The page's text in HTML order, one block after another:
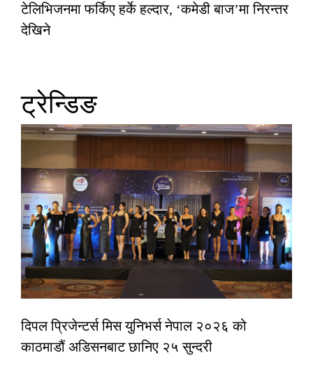
टेलिभिजनमा फर्किए हर्के हल्दार, ‘कमेडी बाज’मा निरन्तर
देखिने
ट्रेन्डिङ
दिपल प्रिजेन्टर्स मिस युनिभर्स नेपाल २०२६ को
काठमाडौं अडिसनबाट छानिए २५ सुन्दरी